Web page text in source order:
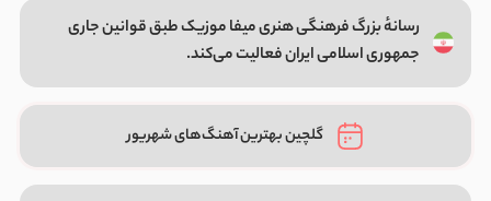
رسانهٔ بزرگ فرهنگی هنری میفا موزیک طبق قوانین جاری
جمهوری اسلامی ایران فعالیت می‌کند.
گلچین بهترین آهنگ‌های شهریور